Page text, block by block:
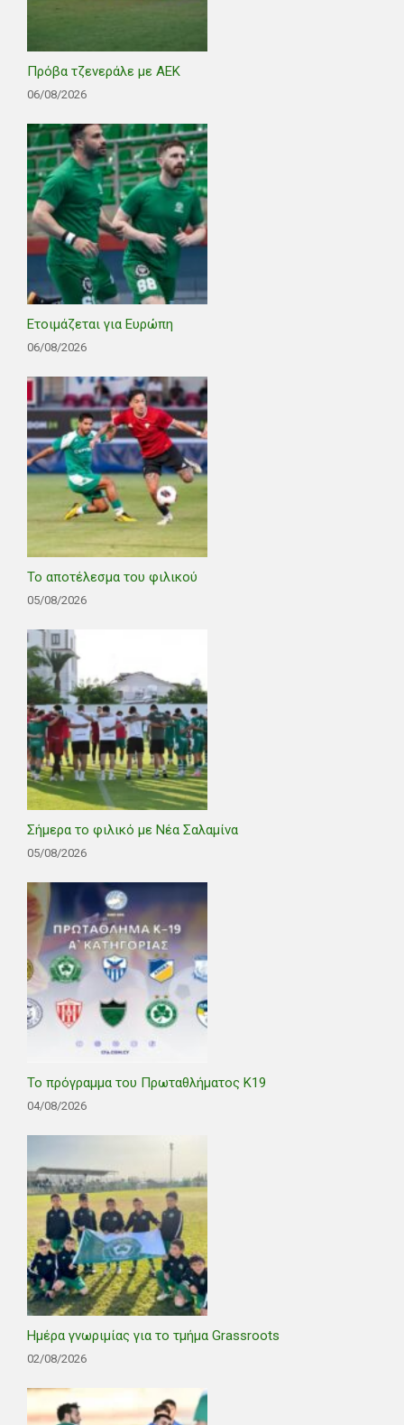
Πρόβα τζενεράλε με ΑΕΚ
06/08/2026
Ετοιμάζεται για Ευρώπη
06/08/2026
Το αποτέλεσμα του φιλικού
05/08/2026
Σήμερα το φιλικό με Νέα Σαλαμίνα
05/08/2026
Το πρόγραμμα του Πρωταθλήματος Κ19
04/08/2026
Ημέρα γνωριμίας για το τμήμα Grassroots
02/08/2026